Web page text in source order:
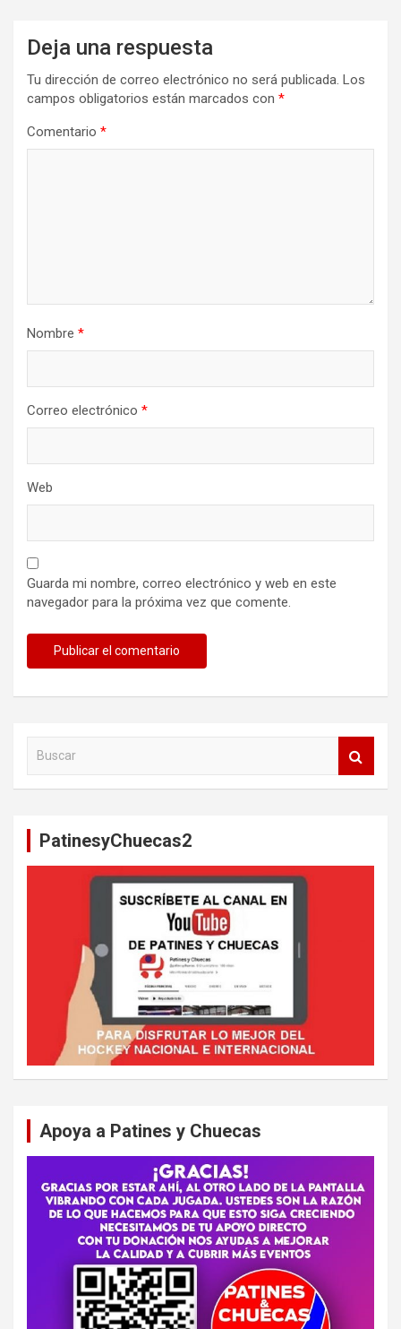
Deja una respuesta
Tu dirección de correo electrónico no será publicada. Los
campos obligatorios están marcados con *
Comentario *
Nombre *
Correo electrónico *
Web
Guarda mi nombre, correo electrónico y web en este
navegador para la próxima vez que comente.
PatinesyChuecas2
Apoya a Patines y Chuecas